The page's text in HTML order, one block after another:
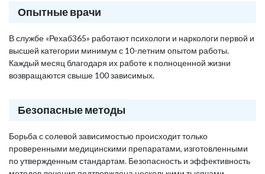
Опытные врачи
В службе «Рехаб365» работают психологи и наркологи первой и
высшей категории минимум с 10-летним опытом работы.
Каждый месяц благодаря их работе к полноценной жизни
возвращаются свыше 100 зависимых.
Безопасные методы
Борьба с солевой зависимостью происходит только
проверенными медицинскими препаратами, изготовленными
по утвержденным стандартам. Безопасность и эффективность